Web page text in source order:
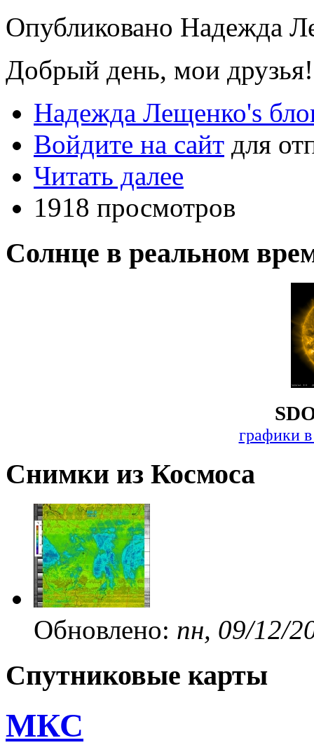
Опубликовано Надежда
Добрый день, мои друзья!
Надежда Лещенко's
Войдите на сайт для
Читать далее
1918 просмотров
Солнце в реальном
графики
Снимки из Космоса
Обновлено: пн, 09/12/
Спутниковые карты
МКС